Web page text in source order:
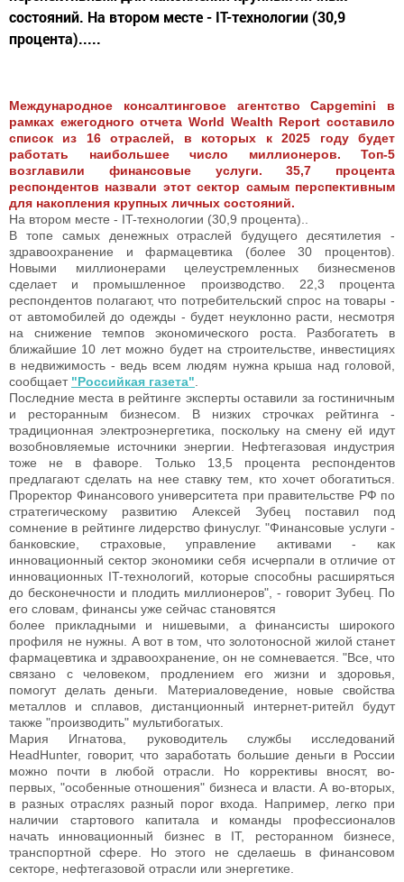
состояний. На втором месте - IT-технологии (30,9
процента).....
Международное консалтинговое агентство Capgemini в
рамках ежегодного отчета World Wealth Report составило
список из 16 отраслей, в которых к 2025 году будет
работать наибольшее число миллионеров. Топ-5
возглавили финансовые услуги. 35,7 процента
респондентов назвали этот сектор самым перспективным
для накопления крупных личных состояний.
На втором месте - IT-технологии (30,9 процента)..
В топе самых денежных отраслей будущего десятилетия -
здравоохранение и фармацевтика (более 30 процентов).
Новыми миллионерами целеустремленных бизнесменов
сделает и промышленное производство. 22,3 процента
респондентов полагают, что потребительский спрос на товары -
от автомобилей до одежды - будет неуклонно расти, несмотря
на снижение темпов экономического роста. Разбогатеть в
ближайшие 10 лет можно будет на строительстве, инвестициях
в недвижимость - ведь всем людям нужна крыша над головой,
сообщает "Российкая газета"
Последние места в рейтинге эксперты оставили за гостиничным
и ресторанным бизнесом. В низких строчках рейтинга -
традиционная электроэнергетика, поскольку на смену ей идут
возобновляемые источники энергии. Нефтегазовая индустрия
тоже не в фаворе. Только 13,5 процента респондентов
предлагают сделать на нее ставку тем, кто хочет обогатиться.
Проректор Финансового университета при правительстве РФ по
стратегическому развитию Алексей Зубец поставил под
сомнение в рейтинге лидерство финуслуг. "Финансовые услуги -
банковские, страховые, управление активами - как
инновационный сектор экономики себя исчерпали в отличие от
инновационных IT-технологий, которые способны расширяться
до бесконечности и плодить миллионеров", - говорит Зубец. По
его словам, финансы уже сейчас становятся
более прикладными и нишевыми, а финансисты широкого
профиля не нужны. А вот в том, что золотоносной жилой станет
фармацевтика и здравоохранение, он не сомневается. "Все, что
связано с человеком, продлением его жизни и здоровья,
помогут делать деньги. Материаловедение, новые свойства
металлов и сплавов, дистанционный интернет-ритейл будут
также "производить" мультибогатых.
Мария Игнатова, руководитель службы исследований
HeadHunter, говорит, что заработать большие деньги в России
можно почти в любой отрасли. Но коррективы вносят, во-
первых, "особенные отношения" бизнеса и власти. А во-вторых,
в разных отраслях разный порог входа. Например, легко при
наличии стартового капитала и команды профессионалов
начать инновационный бизнес в IT, ресторанном бизнесе,
транспортной сфере. Но этого не сделаешь в финансовом
секторе, нефтегазовой отрасли или энергетике.